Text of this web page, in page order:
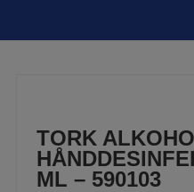
TORK
ML – 590103